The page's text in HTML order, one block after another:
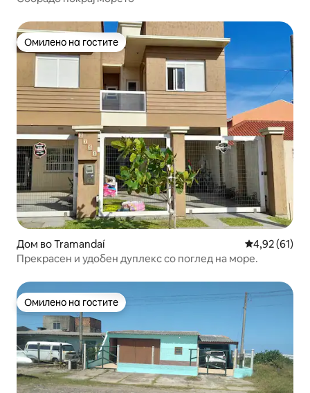
Омилено на гостите
Омилено на гостите
Дом во Tramandaí Просечна
4,92 (61)
Прекрасен и удобен дуплекс со поглед на море.
Омилено на гостите
Омилено на гостите